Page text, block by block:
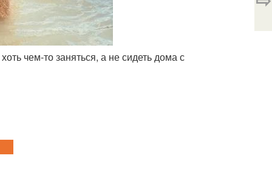
чем-то заняться, а не сидеть дома с